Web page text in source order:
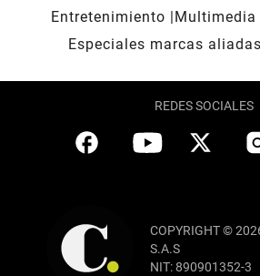
Entretenimiento
Multimedia
Especiales marcas aliadas
REDES SOCIALES
COPYRIGHT ©
S.A.S
NIT: 890901352-3